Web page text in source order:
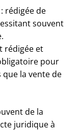
: rédigée de
souvent
rédigée et
pour
la vente de
de la
juridique à